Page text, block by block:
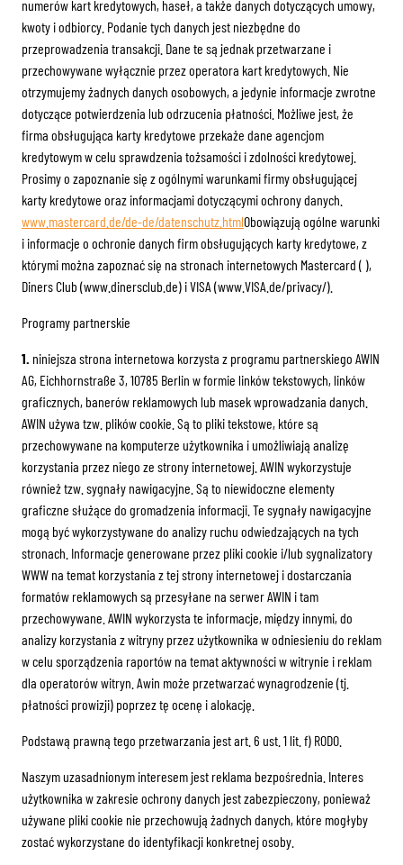
numerów kart kredytowych, haseł, a także danych dotyczących umowy,
kwoty i odbiorcy. Podanie tych danych jest niezbędne do
przeprowadzenia transakcji. Dane te są jednak przetwarzane i
przechowywane wyłącznie przez operatora kart kredytowych. Nie
otrzymujemy żadnych danych osobowych, a jedynie informacje zwrotne
dotyczące potwierdzenia lub odrzucenia płatności. Możliwe jest, że
firma obsługująca karty kredytowe przekaże dane agencjom
kredytowym w celu sprawdzenia tożsamości i zdolności kredytowej.
Prosimy o zapoznanie się z ogólnymi warunkami firmy obsługującej
karty kredytowe oraz informacjami dotyczącymi ochrony danych.
www.mastercard.de/de-de/datenschutz.htmlObowiązują ogólne warunki
i informacje o ochronie danych firm obsługujących karty kredytowe, z
którymi można zapoznać się na stronach internetowych Mastercard ( ),
Diners Club (www.dinersclub.de) i VISA (www.VISA.de/privacy/).
Programy partnerskie
1. niniejsza strona internetowa korzysta z programu partnerskiego AWIN
AG, Eichhornstraße 3, 10785 Berlin w formie linków tekstowych, linków
graficznych, banerów reklamowych lub masek wprowadzania danych.
AWIN używa tzw. plików cookie. Są to pliki tekstowe, które są
przechowywane na komputerze użytkownika i umożliwiają analizę
korzystania przez niego ze strony internetowej. AWIN wykorzystuje
również tzw. sygnały nawigacyjne. Są to niewidoczne elementy
graficzne służące do gromadzenia informacji. Te sygnały nawigacyjne
mogą być wykorzystywane do analizy ruchu odwiedzających na tych
stronach. Informacje generowane przez pliki cookie i/lub sygnalizatory
WWW na temat korzystania z tej strony internetowej i dostarczania
formatów reklamowych są przesyłane na serwer AWIN i tam
przechowywane. AWIN wykorzysta te informacje, między innymi, do
analizy korzystania z witryny przez użytkownika w odniesieniu do reklam
w celu sporządzenia raportów na temat aktywności w witrynie i reklam
dla operatorów witryn. Awin może przetwarzać wynagrodzenie (tj.
płatności prowizji) poprzez tę ocenę i alokację.
Podstawą prawną tego przetwarzania jest art. 6 ust. 1 lit. f) RODO.
Naszym uzasadnionym interesem jest reklama bezpośrednia. Interes
użytkownika w zakresie ochrony danych jest zabezpieczony, ponieważ
używane pliki cookie nie przechowują żadnych danych, które mogłyby
zostać wykorzystane do identyfikacji konkretnej osoby.